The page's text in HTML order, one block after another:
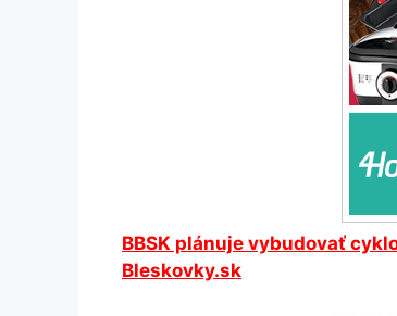
BBSK plánuje vybudovať
Bleskovky.sk